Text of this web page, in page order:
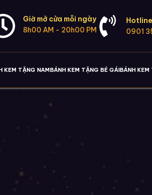
Giờ mở cửa mỗi ngày
8h00 AM - 20h00 PM
0901
KEM TẶNG NAMBÁNH KEM TẶNG BÉ GÁIBÁNH